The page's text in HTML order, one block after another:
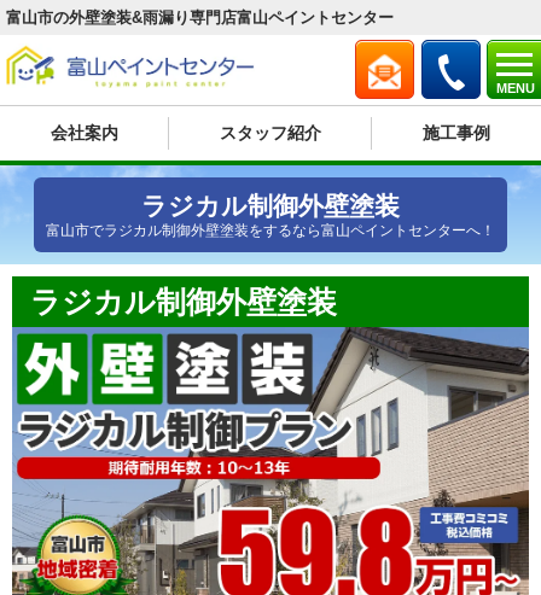
MENU
富山市の外壁塗装&雨漏り専門店富山ペイントセンター
会社案内 スタッフ紹介 施工事例
ラジカル制御外壁塗装
富山市でラジカル制御外壁塗装をするなら富山ペイントセンターへ！
ラジカル制御外壁塗装